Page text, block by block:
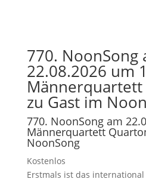
770. NoonSong
22.08.2026 um
zu Gast im
770. NoonSong am
Männerquartett
NoonSong
Kostenlos
Erstmals ist das